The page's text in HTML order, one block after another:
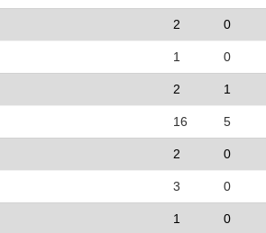
2 0
1 0
2 1
16 5
2 0
3 0
1 0